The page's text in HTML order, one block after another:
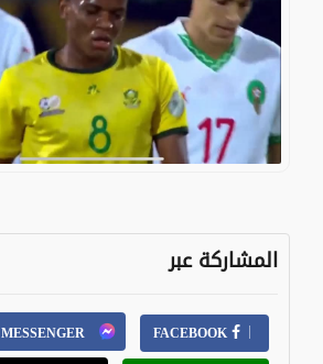
المشاركة عبر
FACEBOOK
MESSENGER